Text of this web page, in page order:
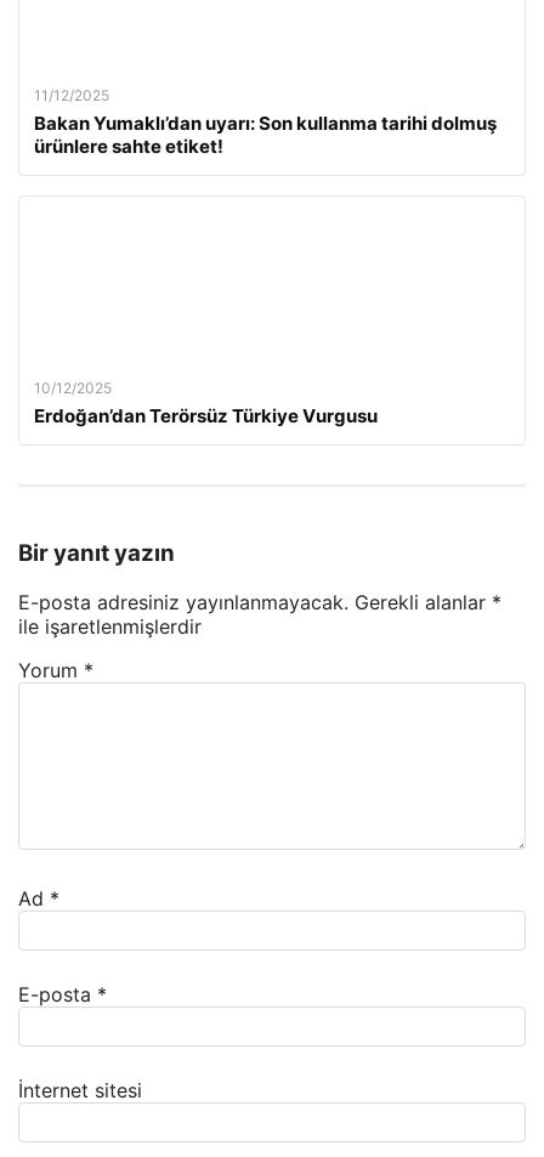
11/12/2025
Bakan Yumaklı’dan uyarı: Son kullanma tarihi dolmuş
ürünlere sahte etiket!
10/12/2025
Erdoğan’dan Terörsüz Türkiye Vurgusu
Bir yanıt yazın
E-posta adresiniz yayınlanmayacak. Gerekli alanlar *
ile işaretlenmişlerdir
Yorum *
Ad *
E-posta *
İnternet sitesi